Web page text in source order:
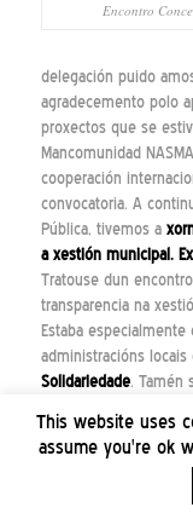
Encontro
delegación puido
agradecemento polo
proxectos que se
Mancomunidad
cooperación
convocatoria. A
Pública, tivemos a
a xestión municipal.
Tratouse dun
transparencia na
Estaba
administracións locais
Solidariedade. Tamén
e ao seu presidente, o
Alcalde de Nigrán, e
This website uses
assume you're ok